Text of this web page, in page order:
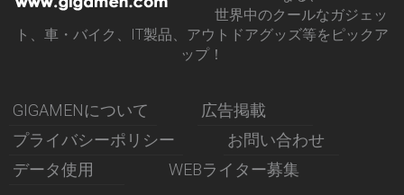
世界中のクールなガジェッ
ト、車・バイク、IT製品、アウトドアグッズ等をピックア
ップ！
GIGAMENについて
広告掲載
プライバシーポリシー
お問い合わせ
データ使用
WEBライター募集